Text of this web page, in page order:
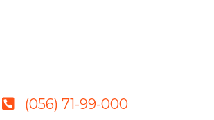
(056) 71-99-000